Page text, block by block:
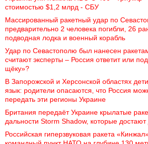
стоимостью $1,2 млрд - СБУ
Массированный ракетный удар по
предварительно 2 человека погибли, 26
подводная лодка и военный корабль
Удар по Севастополю был нанесен
считают эксперты – Россия ответит или
щёку»?
В Запорожской и Херсонской областях
язык: родители опасаются, что Россия
передать эти регионы Украине
Британия передаёт Украине крылатые
дальности Storm Shadow, которые
Российская гиперзвуковая ракета